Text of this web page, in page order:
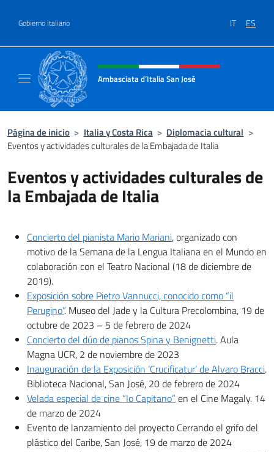
Gobierno italiano IT ES
Encabezado del sitio web,
Ambasciata d’Italia San José
Página de inicio > Italia y Costa Rica > Diplomacia cultural >
Eventos y actividades culturales de la Embajada de Italia
Eventos y actividades culturales de
la Embajada de Italia
Concierto del pianista Mario Mariani, organizado con
motivo de la Semana de la Lengua Italiana en el Mundo en
colaboración con el Teatro Nacional (18 de diciembre de
2019).
Exposición sobre Pietro Vannucci, conocido como “il
Perugino”. Museo del Jade y la Cultura Precolombina, 19 de
octubre de 2023 – 5 de febrero de 2024
Concierto del dúo de pianos Spina y Benignetti. Aula
Magna UCR, 2 de noviembre de 2023
Inauguración de la Exposición ‘Crucificatur’ de Alvaro Bracci.
Biblioteca Nacional, San José, 20 de febrero de 2024
Velada especial de cine “Io Capitano” en el Cine Magaly. 14
de marzo de 2024
Evento de lanzamiento del proyecto Cerrando el grifo del
plástico del Caribe, San José, 19 de marzo de 2024